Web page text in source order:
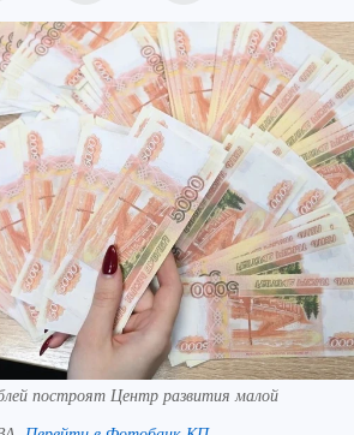
построят Центр развития малой